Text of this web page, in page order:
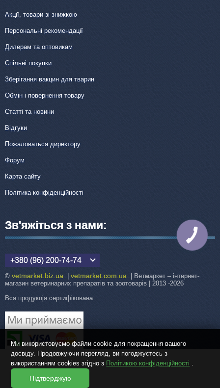
Акції, товари зі знижкою
Персональні рекомендації
Дилерам та оптовикам
Спільні покупки
Зберігання вакцин для тварин
Обмін і повернення товару
Статті та новини
Відгуки
Пожаловаться директору
Форум
Карта сайту
Політика конфіденційності
Зв'яжіться з нами:
+380 (96) 200-74-74
© vetmarket.biz.ua vetmarket.com.ua | Ветмаркет – інтернет-
магазин ветеринарних препаратів та зоотоварів | 2013 -2026
Вся продукція сертифікована
Ми використовуємо файли cookie для покращення вашого
досвіду. Продовжуючи перегляд, ви погоджуєтесь з
використанням cookies згідно з Політикою конфіденційності .
Підтверджую
КНОПКА
ЗВ'ЯЗКУ